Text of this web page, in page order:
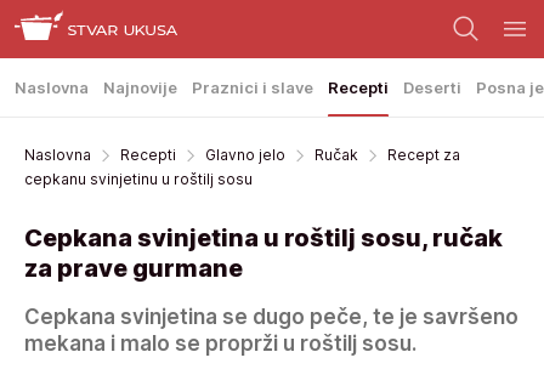
Naslovna Najnovije Praznici i slave Recepti Deserti Posna
Naslovna Recepti Glavno jelo Ručak
Recept za
cepkanu svinjetinu u roštilj sosu
Cepkana svinjetina u roštilj sosu, ručak
za prave gurmane
Cepkana svinjetina se dugo peče, te je savršeno
mekana i malo se proprži u roštilj sosu.